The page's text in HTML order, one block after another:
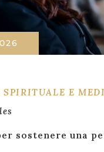
SPIRITUALE E
sostenere una